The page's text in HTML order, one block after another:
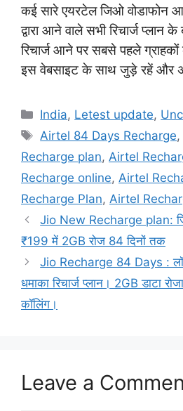
कई सारे एयरटेल जिओ वोडाफोन
द्वारा आने वाले सभी रिचार्ज प्लान
रिचार्ज आने पर सबसे पहले ग्राहकों
इस वेबसाइट के साथ जुड़े रहें और
Categories
India, Letest update,
Tags
Airtel 84 Days Recharge,
Recharge plan, Airtel
Recharge online, Airtel
Recharge Plan, Airtel
Jio New Recharge plan:
₹199 में 2GB रोज 84 दिनों तक
Jio Recharge 84 Days :
धमाका रिचार्ज प्लान। 2GB डाटा
कॉलिंग।
Leave a